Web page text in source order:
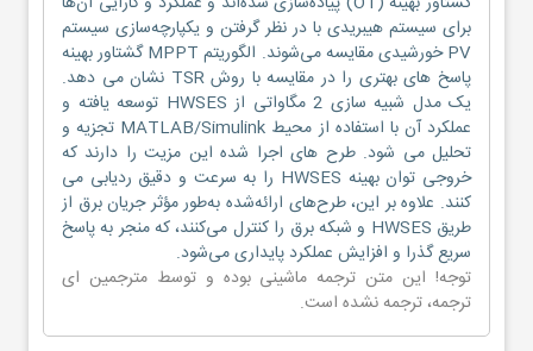
برای سیستم هیبریدی با در نظر گرفتن و یکپارچه‌سازی سیستم
PV خورشیدی مقایسه می‌شوند. الگوریتم MPPT گشتاور بهینه
پاسخ های بهتری را در مقایسه با روش TSR نشان می دهد.
یک مدل شبیه سازی 2 مگاواتی از HWSES توسعه یافته و
عملکرد آن با استفاده از محیط MATLAB/Simulink تجزیه و
تحلیل می شود. طرح های اجرا شده این مزیت را دارند که
خروجی توان بهینه HWSES را به سرعت و دقیق ردیابی می
کنند. علاوه بر این، طرح‌های ارائه‌شده به‌طور مؤثر جریان برق از
طریق HWSES و شبکه برق را کنترل می‌کنند، که منجر به پاسخ
سریع گذرا و افزایش عملکرد پایداری می‌شود.
توجه! این متن ترجمه ماشینی بوده و توسط مترجمین ای
ترجمه، ترجمه نشده است.